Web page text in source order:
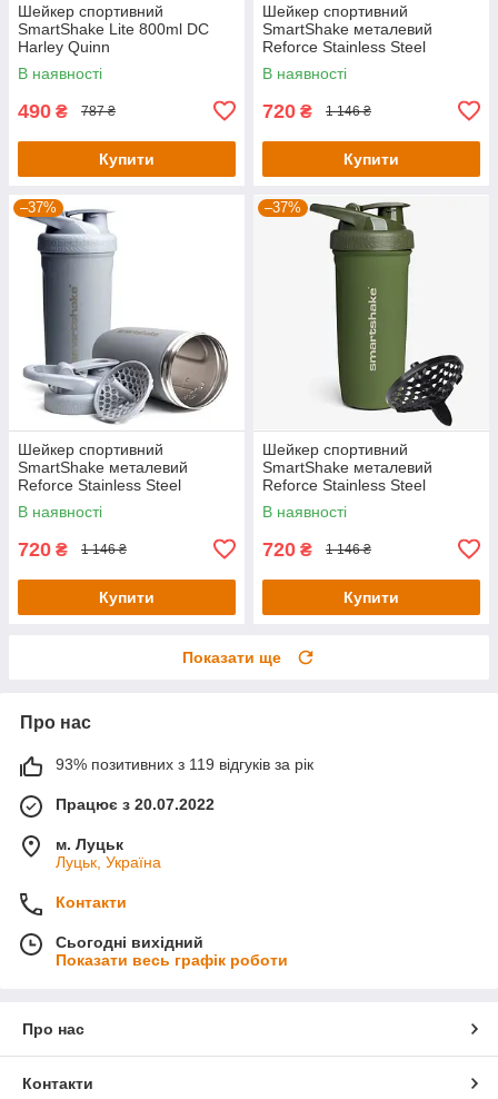
Шейкер спортивний
SmartShake Lite 800ml DC
Harley Quinn
В наявності
490 ₴ 787 ₴
Купити
Шейкер спортивний
SmartShake металевий
Reforce Stainless Steel
30oz/900ml White
В наявності
720 ₴ 1 146 ₴
Купити
–37%
Шейкер спортивний
SmartShake металевий
Reforce Stainless Steel
30oz/900ml Gray
В наявності
720 ₴ 1 146 ₴
Купити
–37%
Шейкер спортивний
SmartShake металевий
Reforce Stainless Steel
30oz/900ml Army Green
В наявності
720 ₴ 1 146 ₴
Купити
Показати ще
Про нас
93% позитивних з 119 відгуків за рік
Працює з 20.07.2022
м. Луцьк
Луцьк, Україна
Контакти
Сьогодні вихідний
Показати весь графік роботи
Про нас
Контакти